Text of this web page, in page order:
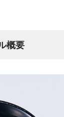
概要